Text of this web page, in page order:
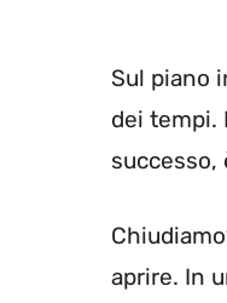
Sul piano
dei tempi.
successo,
aprire. In